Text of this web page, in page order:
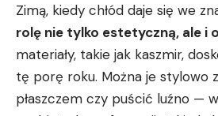
Zimą,⁤ kiedy chłód daje się we
rolę nie tylko estetyczną, ⁢ale i
materiały, takie jak kaszmir,
tę porę roku. Można je stylowo
płaszczem czy puścić luźno ​—